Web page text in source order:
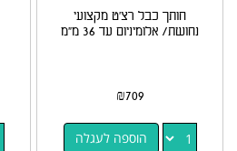
חותך כבל רצ'ט מקצועי
נחושת/ אלומיניום עד 36 מ"מ
₪709
הוספה לעגלה